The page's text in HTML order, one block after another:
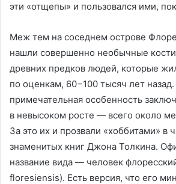
эти «отщепы» и пользовался ими,
Меж тем на соседнем острове
нашли совершенно необычные
древних предков людей, которые
по оценкам, 60−100 тысяч лет
примечательная особенность
в невысоком росте — всего около
За это их и прозвали «хоббитами» в
знаменитых книг Джона Толкина.
название вида — человек
floresiensis). Есть версия, что его